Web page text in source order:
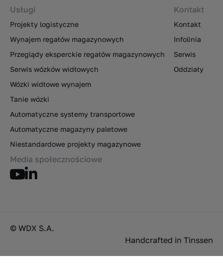
Usługi
Projekty logistyczne
Wynajem regałów magazynowych
Przeglądy eksperckie regałów magazynowych
Serwis wózków widłowych
Wózki widłowe wynajem
Tanie wózki
Automatyczne systemy transportowe
Automatyczne magazyny paletowe
Niestandardowe projekty magazynowe
Kontakt
Kontakt
Infolinia
Serwis
Oddziały
Media społecznościowe
© WDX S.A.
Handcrafted in Tinssen